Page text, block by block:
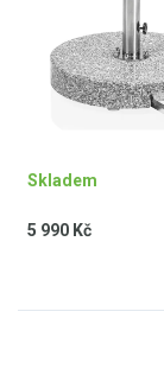
Skladem
5 990 Kč